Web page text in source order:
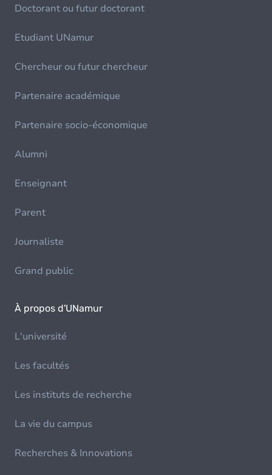
Doctorant ou futur doctorant
Etudiant UNamur
Chercheur ou futur chercheur
Partenaire académique
Partenaire socio-économique
Alumni
Enseignant
Parent
Journaliste
Grand public
À propos d'UNamur
L'université
Les facultés
Les instituts de recherche
La vie du campus
Recherches & Innovations